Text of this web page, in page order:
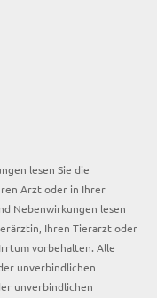
lesen Sie die
Arzt oder in Ihrer
Nebenwirkungen lesen
Ihren Tierarzt oder
vorbehalten. Alle
unverbindlichen
unverbindlichen